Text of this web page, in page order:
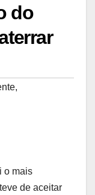
do
,
o mais
de aceitar